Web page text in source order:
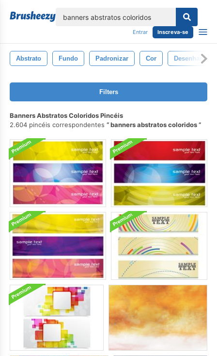
Entrar Inscreva-se
Abstrato Fundo Padronizar Cor Desenhar
Filters
Banners Abstratos Coloridos Pincéis
2.604 pincéis correspondentes
banners abstratos coloridos